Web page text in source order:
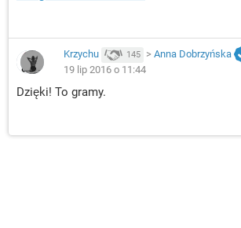
Krzychu 145 > Anna Dobrzyńska
19 lip 2016 o 11:44
Dzięki! To gramy.